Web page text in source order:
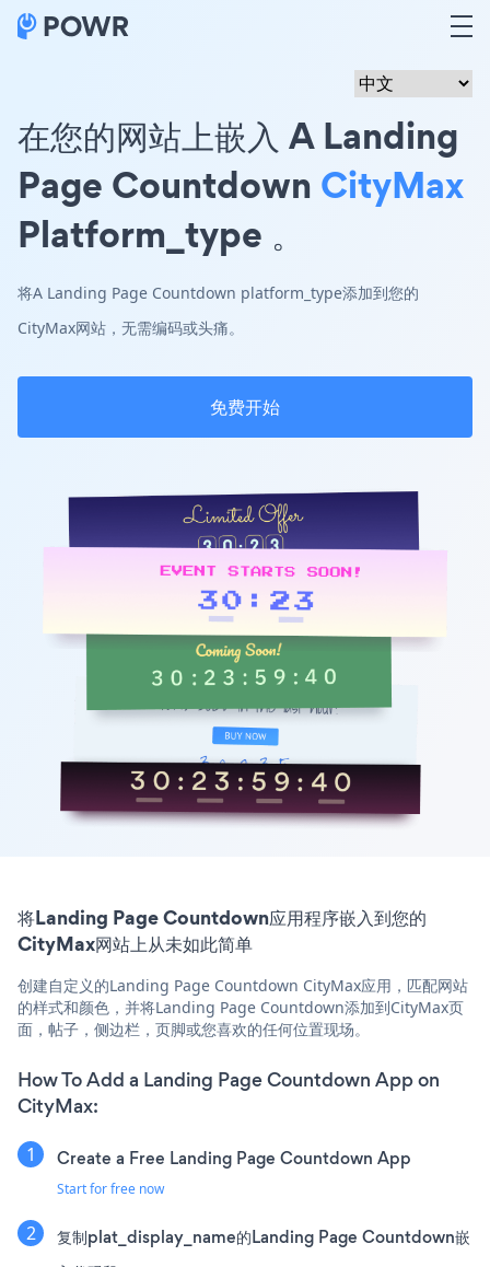
在您的网站上嵌入 A Landing
Page Countdown CityMax
Platform_type 。
将A Landing Page Countdown platform_type添加到您的
CityMax网站，无需编码或头痛。
免费开始
将Landing Page Countdown应用程序嵌入到您的
CityMax网站上从未如此简单
创建自定义的Landing Page Countdown CityMax应用，匹配网站
的样式和颜色，并将Landing Page Countdown添加到CityMax页
面，帖子，侧边栏，页脚或您喜欢的任何位置现场。
How To Add a Landing Page Countdown App on
CityMax:
Create a Free Landing Page Countdown App
Start for free now
复制plat_display_name的Landing Page Countdown嵌